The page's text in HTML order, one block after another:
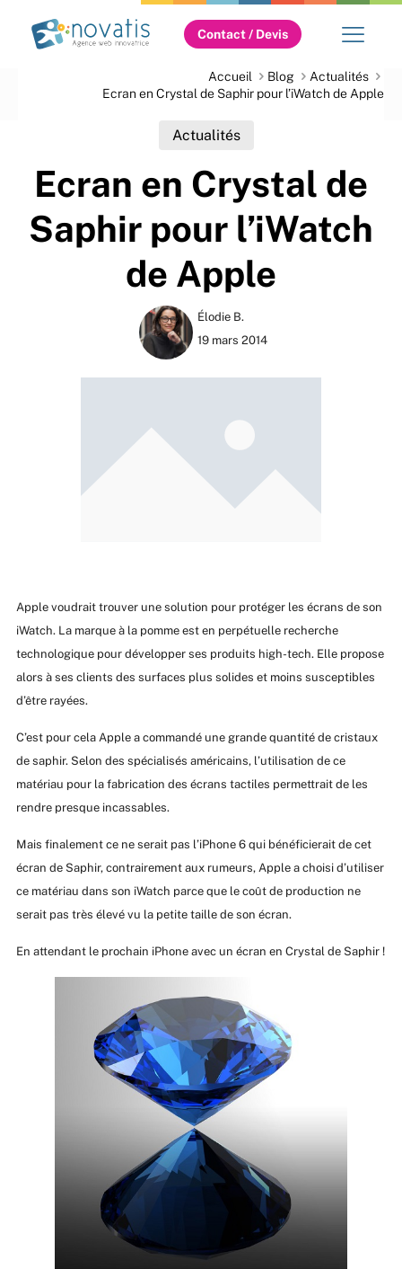
Contact / Devis
Accueil Blog
Actualités
Ecran en Crystal de Saphir pour l’iWatch de Apple
Actualités
Ecran en Crystal de
Saphir pour l’iWatch
de Apple
Élodie B.
19 mars 2014
Apple voudrait trouver une solution pour protéger les écrans de son
iWatch. La marque à la pomme est en perpétuelle recherche
technologique pour développer ses produits high-tech. Elle propose
alors à ses clients des surfaces plus solides et moins susceptibles
d’être rayées.
C’est pour cela Apple a commandé une grande quantité de cristaux
de saphir. Selon des spécialisés américains, l’utilisation de ce
matériau pour la fabrication des écrans tactiles permettrait de les
rendre presque incassables.
Mais finalement ce ne serait pas l’iPhone 6 qui bénéficierait de cet
écran de Saphir, contrairement aux rumeurs, Apple a choisi d’utiliser
ce matériau dans son iWatch parce que le coût de production ne
serait pas très élevé vu la petite taille de son écran.
En attendant le prochain iPhone avec un écran en Crystal de Saphir !